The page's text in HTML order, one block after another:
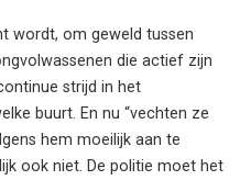
wordt, om geweld tussen
die actief zijn
strijd in het
buurt. En nu “vechten ze
hem moeilijk aan te
ook niet. De politie moet het